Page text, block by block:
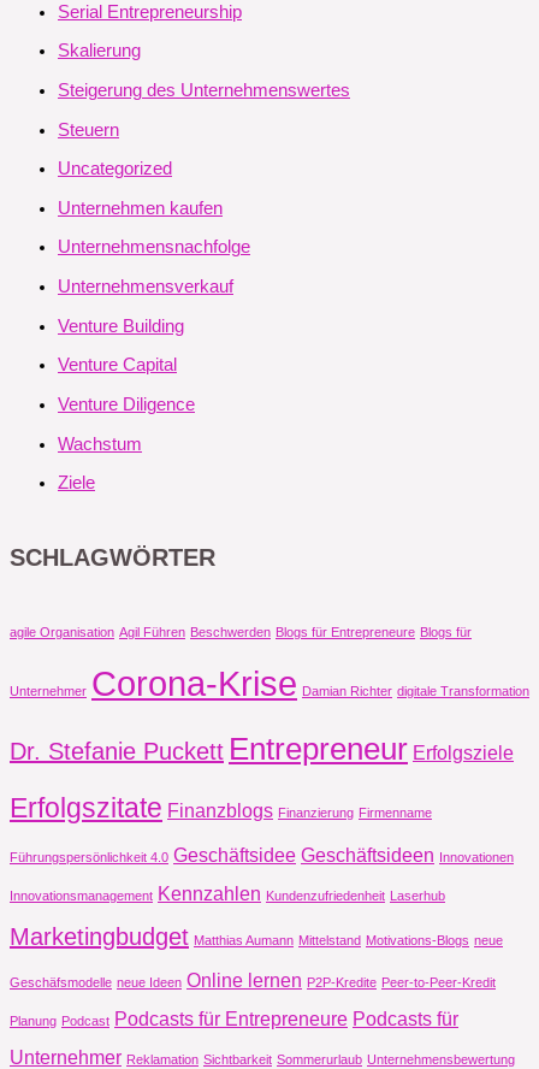
Serial Entrepreneurship
Skalierung
Steigerung des Unternehmenswertes
Steuern
Uncategorized
Unternehmen kaufen
Unternehmensnachfolge
Unternehmensverkauf
Venture Building
Venture Capital
Venture Diligence
Wachstum
Ziele
SCHLAGWÖRTER
agile Organisation Agil Führen Beschwerden Blogs für Entrepreneure Blogs für
Unternehmer Corona-Krise Damian Richter digitale Transformation
Dr. Stefanie Puckett Entrepreneur Erfolgsziele
Erfolgszitate Finanzblogs Finanzierung Firmenname
Führungspersönlichkeit 4.0 Geschäftsidee Geschäftsideen Innovationen
Innovationsmanagement Kennzahlen Kundenzufriedenheit Laserhub
Marketingbudget Matthias Aumann Mittelstand Motivations-Blogs neue
Geschäfsmodelle neue Ideen Online lernen P2P-Kredite Peer-to-Peer-Kredit
Planung Podcast Podcasts für Entrepreneure Podcasts für
Unternehmer Reklamation Sichtbarkeit Sommerurlaub Unternehmensbewertung